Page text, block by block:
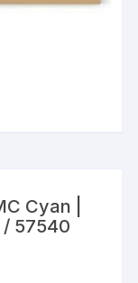
Cyan |
57540